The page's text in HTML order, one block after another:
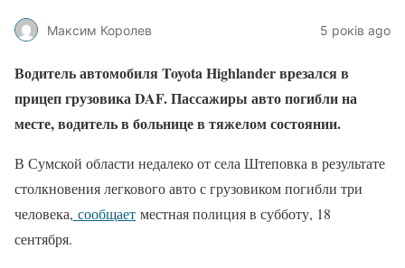
Максим Королев 5 років ago
Водитель автомобиля Toyota Highlander врезался в
прицеп грузовика DAF. Пассажиры авто погибли на
месте, водитель в больнице в тяжелом состоянии.
В Сумской области недалеко от села Штеповка в результате
столкновения легкового авто с грузовиком погибли три
человека, сообщает местная полиция в субботу, 18
сентября.